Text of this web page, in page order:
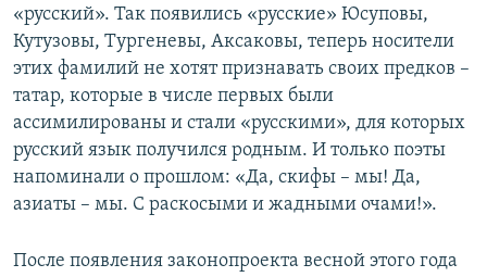
«русский». Так появились «русские» Юсуповы,
Кутузовы, Тургеневы, Аксаковы, теперь носители
этих фамилий не хотят признавать своих предков –
татар, которые в числе первых были
ассимилированы и стали «русскими», для которых
русский язык получился родным. И только поэты
напоминали о прошлом: «Да, скифы – мы! Да,
азиаты – мы. С раскосыми и жадными очами!».
После появления законопроекта весной этого года